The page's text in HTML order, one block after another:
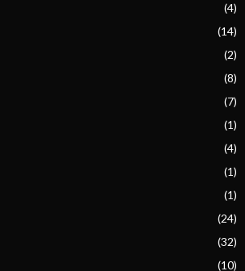
(4)
(14)
(2)
(8)
(7)
(1)
(4)
(1)
(1)
(24)
(32)
(10)